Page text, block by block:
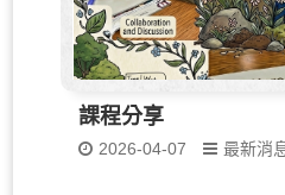
課程分享
2026-04-07 最新消